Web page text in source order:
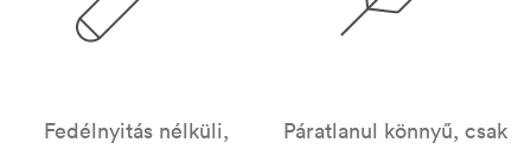
Fedélnyitás nélküli,
Páratlanul könnyű, csak